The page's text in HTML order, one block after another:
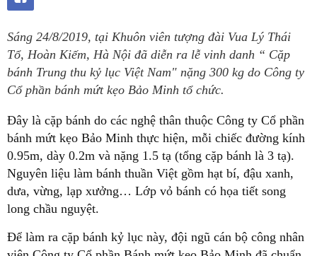
Sáng 24/8/2019, tại Khuôn viên tượng đài Vua Lý Thái
Tổ, Hoàn Kiếm, Hà Nội đã diễn ra lễ vinh danh “ Cặp
bánh Trung thu kỷ lục Việt Nam" nặng 300 kg do Công ty
Cổ phần bánh mứt kẹo Bảo Minh tổ chức.
Đây là cặp bánh do các nghệ thân thuộc Công ty Cổ phần
bánh mứt kẹo Bảo Minh thực hiện, mỗi chiếc đường kính
0.95m, dày 0.2m và nặng 1.5 tạ (tổng cặp bánh là 3 tạ).
Nguyên liệu làm bánh thuần Việt gồm hạt bí, đậu xanh,
dưa, vừng, lạp xưởng… Lớp vỏ bánh có họa tiết song
long chầu nguyệt.
Để làm ra cặp bánh kỷ lục này, đội ngũ cán bộ công nhân